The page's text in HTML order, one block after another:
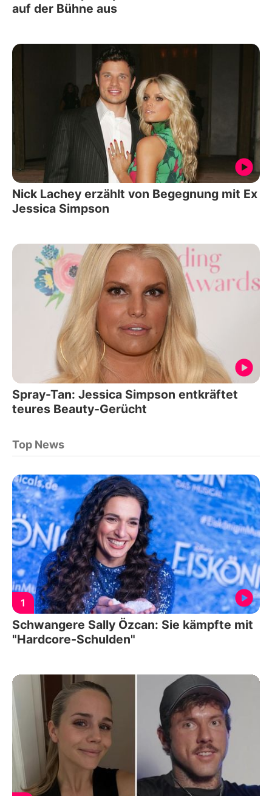
auf der Bühne aus
Nick Lachey erzählt von Begegnung mit Ex
Jessica Simpson
Spray-Tan: Jessica Simpson entkräftet
teures Beauty-Gerücht
Top News
1
Schwangere Sally Özcan: Sie kämpfte mit
"Hardcore-Schulden"